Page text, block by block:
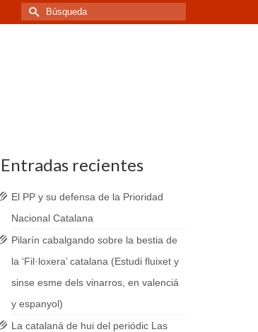
Buscar
por:
Entradas recientes
El PP y su defensa de la Prioridad
Nacional Catalana
Pilarín cabalgando sobre la bestia de
la ‘Fil·loxera’ catalana (Estudi fluixet y
sinse esme dels vinarros, en valenciá
y espanyol)
La catalaná de hui del periódic Las